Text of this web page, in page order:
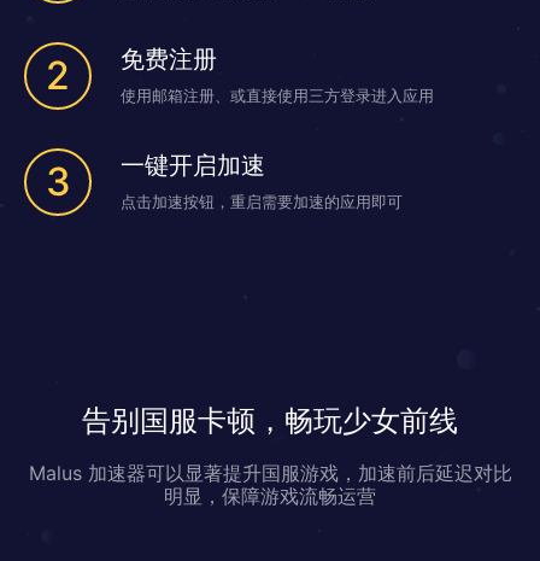
2 免费注册
使用邮箱注册、或直接使用三方登录进入应用
3 一键开启加速
点击加速按钮，重启需要加速的应用即可
告别国服卡顿，畅玩少女前线
Malus 加速器可以显著提升国服游戏，加速前后延迟对比
明显，保障游戏流畅运营